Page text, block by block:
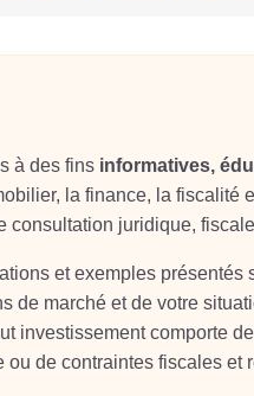
à des fins informatives,
la finance, la fiscalité
consultation juridique,
et exemples présentés
de marché et de votre
investissement comporte
de contraintes fiscales et